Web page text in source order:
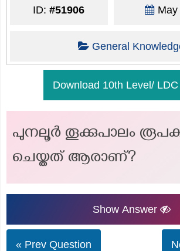
ID:#51906 May
General
Download 10th Level/
പുനലൂർ തൂക്കുപാലം
ചെയ്തത് ആരാണ്?
Show Answer
« Prev Question